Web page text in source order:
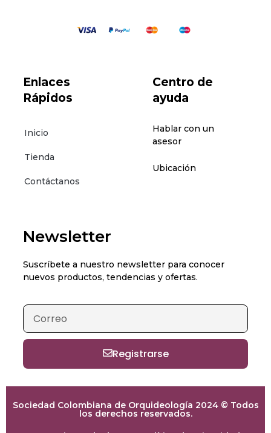
Enlaces
Rápidos
Inicio
Tienda
Contáctanos
Centro de
ayuda
Hablar con un
asesor
Ubicación
Newsletter
Suscríbete a nuestro newsletter para conocer
nuevos productos, tendencias y ofertas.
Registrarse
Sociedad Colombiana de Orquideología 2024 © Todos
los derechos reservados.